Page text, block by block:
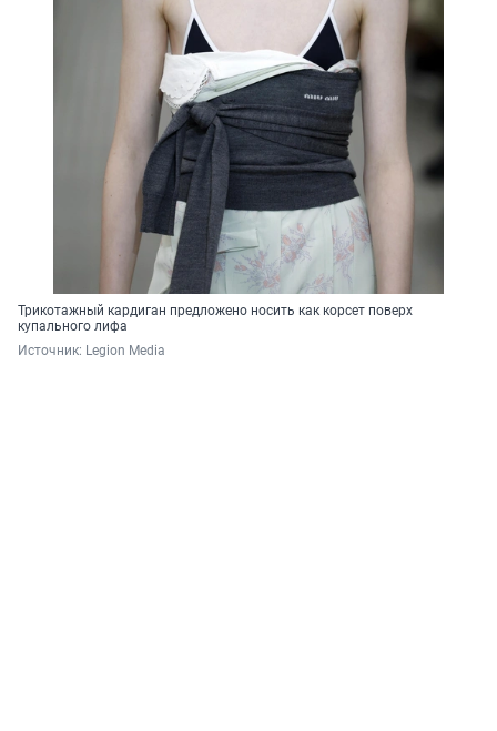
Трикотажный кардиган предложено носить как корсет поверх
купального лифа
Источник: Legion Media